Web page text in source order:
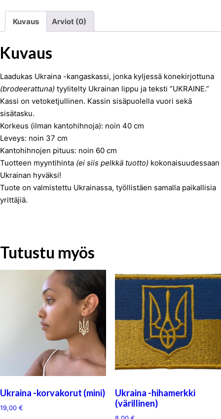
Kuvaus Arviot (0)
Kuvaus
Laadukas Ukraina -kangaskassi, jonka kyljessä konekirjottuna
(brodeerattuna) tyylitelty Ukrainan lippu ja teksti ”UKRAINE.”
Kassi on vetoketjullinen. Kassin sisäpuolella vuori sekä
sisätasku.
Korkeus (ilman kantohihnoja): noin 40 cm
Leveys: noin 37 cm
Kantohihnojen pituus: noin 60 cm
Tuotteen myyntihinta (ei siis pelkkä tuotto) kokonaisuudessaan
Ukrainan hyväksi!
Tuote on valmistettu Ukrainassa, työllistäen samalla paikallisia
yrittäjiä.
Tutustu myös
Ukraina -korvakorut (mini)
19,00 €
Ukraina -hihamerkki
(värillinen)